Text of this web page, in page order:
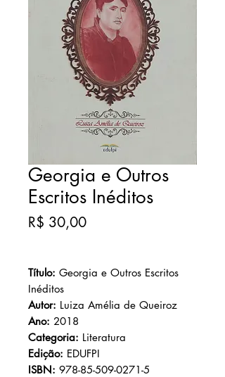
Georgia e Outros
Escritos Inéditos
R$ 30,00Preço
Título: Georgia e Outros Escritos
Inéditos
Autor: Luiza Amélia de Queiroz
Ano: 2018
Categoria: Literatura
Edição: EDUFPI
ISBN: 978-85-509-0271-5